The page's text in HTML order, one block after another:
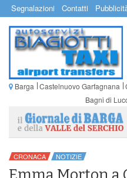
Segnalazioni Contatti
Barga Castelnuovo Garfagnana
Bagni di
CRONACA NOTIZIE